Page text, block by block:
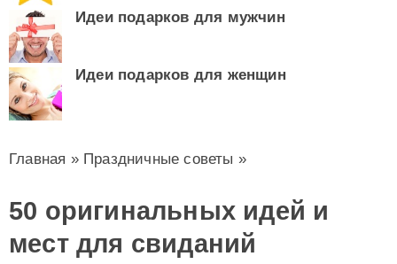
Идеи подарков для мужчин
Идеи подарков для женщин
Главная » Праздничные советы »
50 оригинальных идей и
мест для свиданий